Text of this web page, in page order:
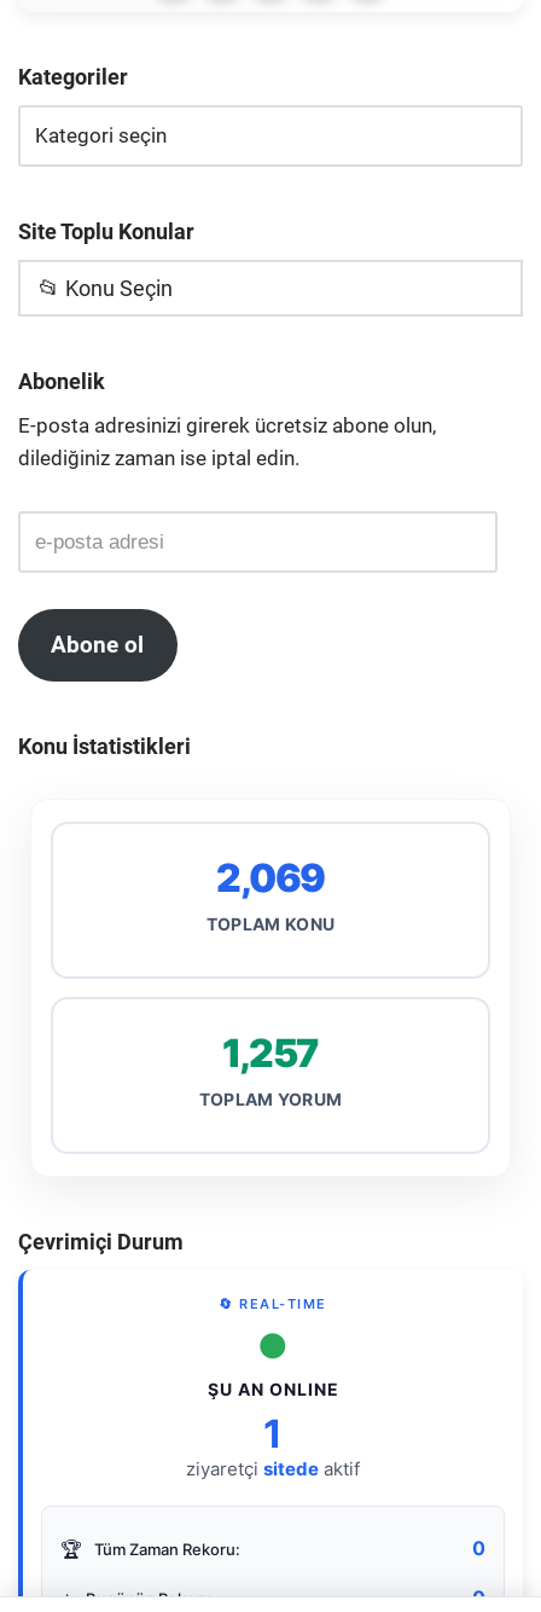
Kategoriler
Site Toplu Konular
📂 Konu Seçin
Abonelik
E-posta adresinizi girerek ücretsiz abone olun,
dilediğiniz zaman ise iptal edin.
Abone ol
Konu İstatistikleri
2,069
TOPLAM KONU
1,257
TOPLAM YORUM
Çevrimiçi Durum
🔄 REAL-TIME
●
ŞU AN ONLINE
1
ziyaretçi sitede aktif
🏆 Tüm Zaman Rekoru: 0
⭐ Bugünün Rekoru: 0